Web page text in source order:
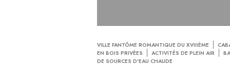
VILLE FANTÔME ROMANTIQUE DU XVIIIÈME
EN BOIS PRIVÉES
ACTIVITÉS DE PLEIN AIR
DE SOURCES D'EAU CHAUDE